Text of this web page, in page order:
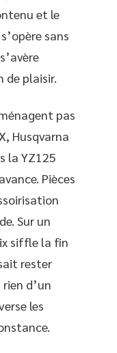
et le
sans
de plaisir.
pas
Husqvarna
la YZ125
Pièces
Sur un
siffle la fin
rester
d’un
les